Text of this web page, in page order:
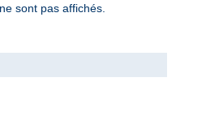
sont pas affichés.